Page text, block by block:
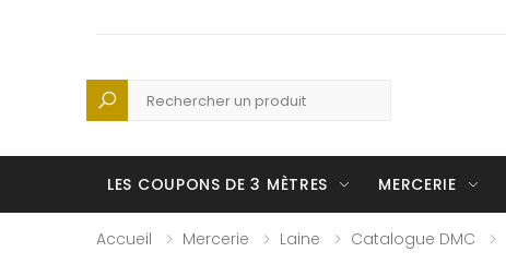
Recherche
LES COUPONS DE 3 MÈTRES MERCERIE
Accueil Mercerie Laine Catalogue DMC